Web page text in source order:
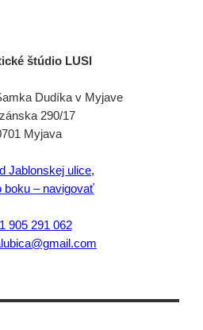
štúdio LUSI
Dudíka v Myjave
290/17
Myjava
Jablonskej ulice,
boku – navigovať
905 291 062